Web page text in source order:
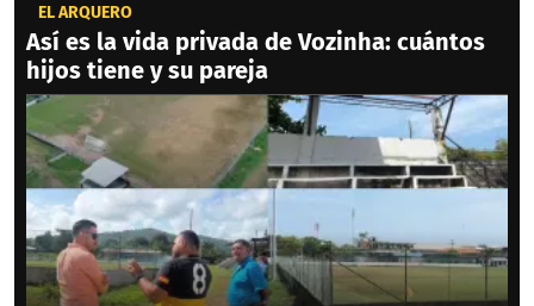
EL ARQUERO
Así es la vida privada de Vozinha: cuántos
hijos tiene y su pareja